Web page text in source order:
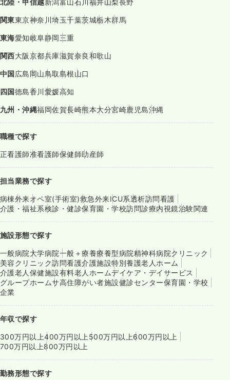
関東東京神奈川埼玉千葉茨城栃木群馬
東海愛知岐阜静岡三重
関西大阪京都兵庫滋賀奈良和歌山
中国広島岡山鳥取島根山口
四国徳島香川愛媛高知
九州・沖縄福岡佐賀長崎熊本大分宮崎鹿児島沖縄
職種で探す
正看護師准看護師保健師助産師
担当業務で探す
病棟外来オペ室(手術室)救急外来ICU系透析訪問看護
介護・福祉系検診・健診保育園・学校訪問診療内視鏡治験関連
施設形態で探す
一般病院大学病院一般＋療養療養型病院精神科病院クリニック
美容クリニック訪問看護介護施設特別養護老人ホーム
介護老人保健施設有料老人ホームデイケア・デイサービス
グループホームサ高住障がい者施設健診センター保育園・学校
企業
年収で探す
300万円以上400万円以上 500万円以上600万円以上
700万円以上800万円以上
勤務形態で探す